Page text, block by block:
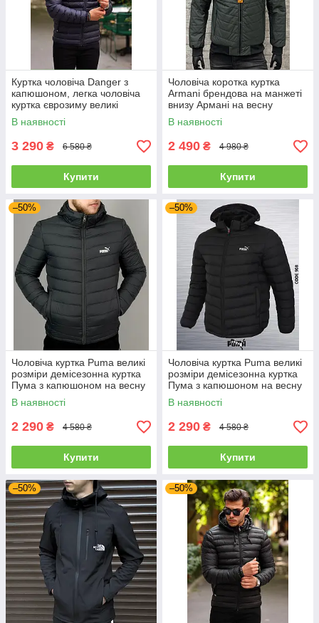
Куртка чоловіча Danger з
капюшоном, легка чоловіча
куртка єврозиму великі
розміри батали
В наявності
3 290 ₴ 6 580 ₴
Купити
Чоловіча коротка куртка
Armani брендова на манжеті
внизу Армані на весну
В наявності
2 490 ₴ 4 980 ₴
Купити
–50%
Чоловіча куртка Puma великі
розміри демісезонна куртка
Пума з капюшоном на весну
батал темно-сіра
В наявності
2 290 ₴ 4 580 ₴
Купити
–50%
Чоловіча куртка Puma великі
розміри демісезонна куртка
Пума з капюшоном на весну
батал чорна
В наявності
2 290 ₴ 4 580 ₴
Купити
–50% –50%